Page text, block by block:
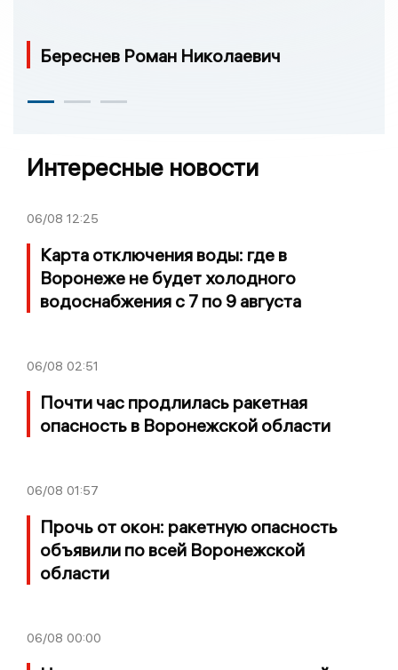
Береснев Роман Николаевич
Интересные новости
06/08 12:25
Карта отключения воды: где в
Воронеже не будет холодного
водоснабжения с 7 по 9 августа
06/08 02:51
Почти час продлилась ракетная
опасность в Воронежской области
06/08 01:57
Прочь от окон: ракетную опасность
объявили по всей Воронежской
области
06/08 00:00